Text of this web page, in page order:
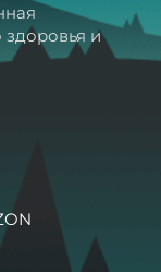
здоровья и